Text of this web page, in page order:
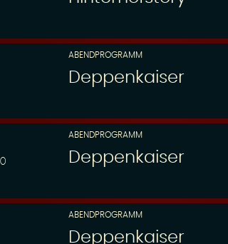
ABENDPROGRAMM
Deppenkaiser
ABENDPROGRAMM
Deppenkaiser
ABENDPROGRAMM
Deppenkaiser